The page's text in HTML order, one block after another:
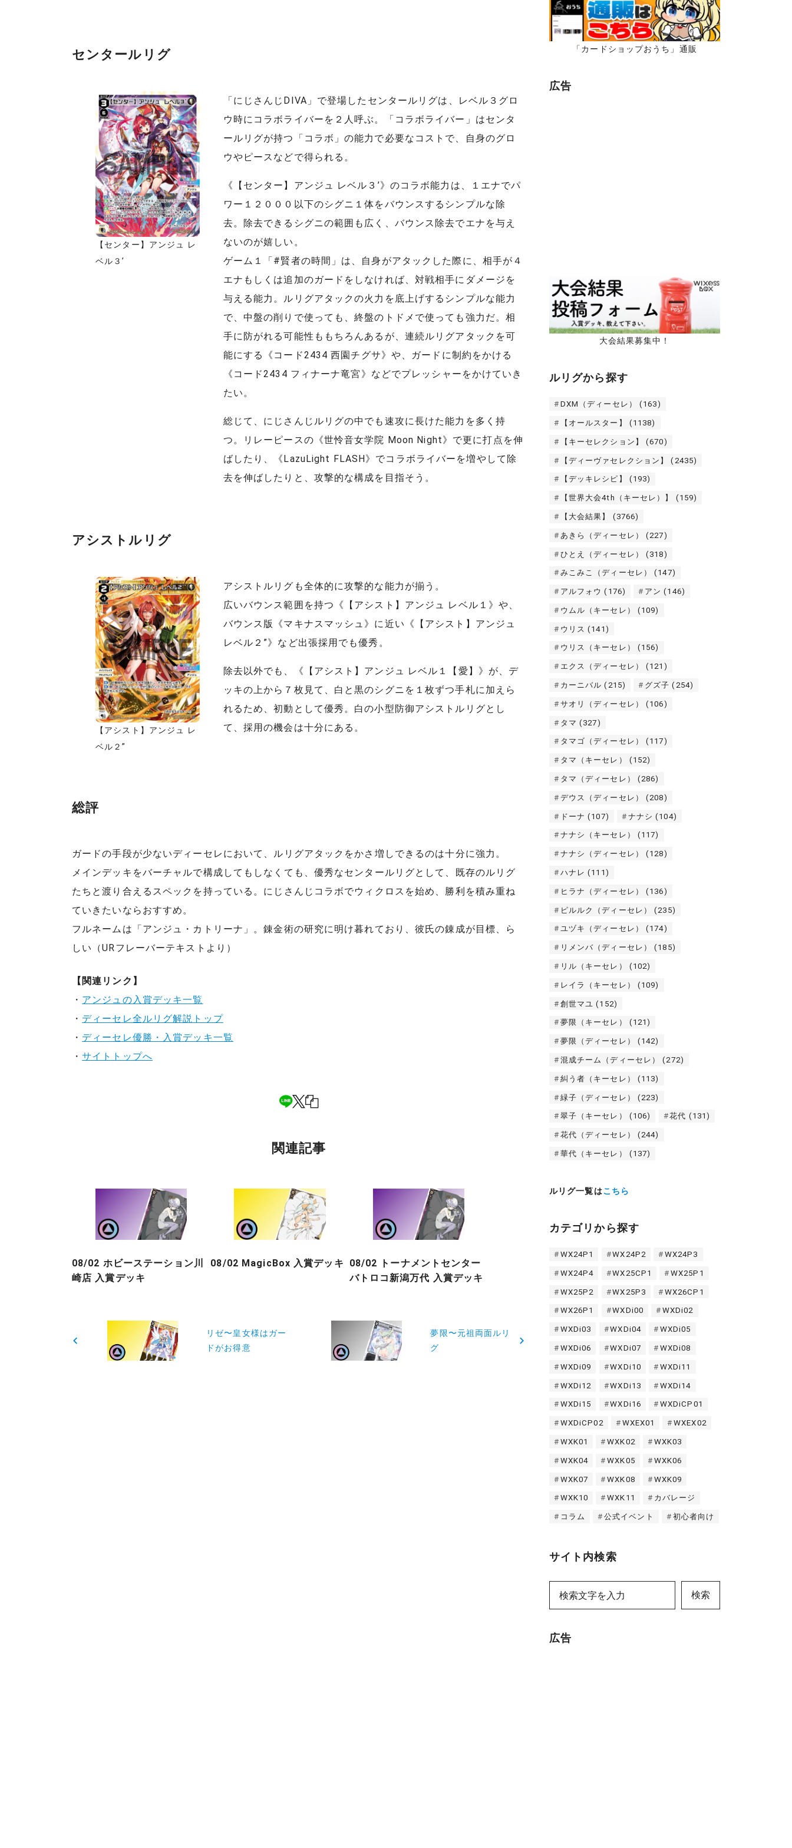
センタールリグ
【センター】アンジュ レ
ベル３’
「にじさんじDIVA」で登場したセンタールリグは、レベル３グロ
ウ時にコラボライバーを２人呼ぶ。「コラボライバー」はセンタ
ールリグが持つ「コラボ」の能力で必要なコストで、自身のグロ
ウやピースなどで得られる。
《【センター】アンジュ レベル３’》のコラボ能力は、１エナでパ
ワー１２０００以下のシグニ１体をバウンスするシンプルな除
去。除去できるシグニの範囲も広く、バウンス除去でエナを与え
ないのが嬉しい。
ゲーム１「#賢者の時間」は、自身がアタックした際に、相手が４
エナもしくは追加のガードをしなければ、対戦相手にダメージを
与える能力。ルリグアタックの火力を底上げするシンプルな能力
で、中盤の削りで使っても、終盤のトドメで使っても強力だ。相
手に防がれる可能性ももちろんあるが、連続ルリグアタックを可
能にする《コード2434 西園チグサ》や、ガードに制約をかける
《コード2434 フィナーナ竜宮》などでプレッシャーをかけていき
たい。
総じて、にじさんじルリグの中でも速攻に長けた能力を多く持
つ。リレーピースの《世怜音女学院 Moon Night》で更に打点を伸
ばしたり、《LazuLight FLASH》でコラボライバーを増やして除
去を伸ばしたりと、攻撃的な構成を目指そう。
アシストルリグ
【アシスト】アンジュ レ
ベル２”
アシストルリグも全体的に攻撃的な能力が揃う。
広いバウンス範囲を持つ《【アシスト】アンジュ レベル１》や、
バウンス版《マキナスマッシュ》に近い《【アシスト】アンジュ
レベル２”》など出張採用でも優秀。
除去以外でも、《【アシスト】アンジュ レベル１【愛】》が、デ
ッキの上から７枚見て、白と黒のシグニを１枚ずつ手札に加えら
れるため、初動として優秀。白の小型防御アシストルリグとし
て、採用の機会は十分にある。
総評
ガードの手段が少ないディーセレにおいて、ルリグアタックをかさ増しできるのは十分に強力。
メインデッキをバーチャルで構成してもしなくても、優秀なセンタールリグとして、既存のルリグ
たちと渡り合えるスペックを持っている。にじさんじコラボでウィクロスを始め、勝利を積み重ね
ていきたいならおすすめ。
フルネームは「アンジュ・カトリーナ」。錬金術の研究に明け暮れており、彼氏の錬成が目標、ら
しい（URフレーバーテキストより）
【関連リンク】
・ アンジュの入賞デッキ一覧
・ ディーセレ全ルリグ解説トップ
・ ディーセレ優勝・入賞デッキ一覧
・サイトトップへ
関連記事
08/02 ホビーステーション川
崎店 入賞デッキ
08/02 MagicBox 入賞デッキ
08/02 トーナメントセンター
バトロコ新潟万代 入賞デッキ
稿
リゼ〜皇女様はガー
ドがお得意
夢限〜元祖両面ルリ
グ
「カードショップおうち」通販
広告
大会結果募集中！
ルリグから探す
DXM（ディーセレ） (163)
【オールスター】 (1138)
【キーセレクション】 (670)
【ディーヴァセレクション】 (2435)
【デッキレシピ】 (193)
【世界大会4th（キーセレ）】 (159)
【大会結果】 (3766)
あきら（ディーセレ） (227)
ひとえ（ディーセレ） (318)
みこみこ（ディーセレ） (147)
アルフォウ (176) アン (146)
ウムル（キーセレ） (109)
ウリス (141)
ウリス（キーセレ） (156)
エクス（ディーセレ） (121)
カーニバル (215) グズ子 (254)
サオリ（ディーセレ） (106)
タマ (327)
タマゴ（ディーセレ） (117)
タマ（キーセレ） (152)
タマ（ディーセレ） (286)
デウス（ディーセレ） (208)
ドーナ (107) ナナシ (104)
ナナシ（キーセレ） (117)
ナナシ（ディーセレ） (128)
ハナレ (111)
ヒラナ（ディーセレ） (136)
ピルルク（ディーセレ） (235)
ユヅキ（ディーセレ） (174)
リメンバ（ディーセレ） (185)
リル（キーセレ） (102)
レイラ（キーセレ） (109)
創世マユ (152)
夢限（キーセレ） (121)
夢限（ディーセレ） (142)
混成チーム（ディーセレ） (272)
糾う者（キーセレ） (113)
緑子（ディーセレ） (223)
翠子（キーセレ） (106) 花代 (131)
花代（ディーセレ） (244)
華代（キーセレ） (137)
ルリグ一覧はこちら
カテゴリから探す
WX24P1 WX24P2 WX24P3
WX24P4 WX25CP1 WX25P1
WX25P2 WX25P3 WX26CP1
WX26P1 WXDi00 WXDi02
WXDi03 WXDi04 WXDi05
WXDi06 WXDi07 WXDi08
WXDi09 WXDi10 WXDi11
WXDi12 WXDi13 WXDi14
WXDi15 WXDi16 WXDiCP01
WXDiCP02 WXEX01 WXEX02
WXK01 WXK02 WXK03
WXK04 WXK05 WXK06
WXK07 WXK08 WXK09
WXK10 WXK11 カバレージ
コラム 公式イベント 初心者向け
サイト内検索
検索
広告